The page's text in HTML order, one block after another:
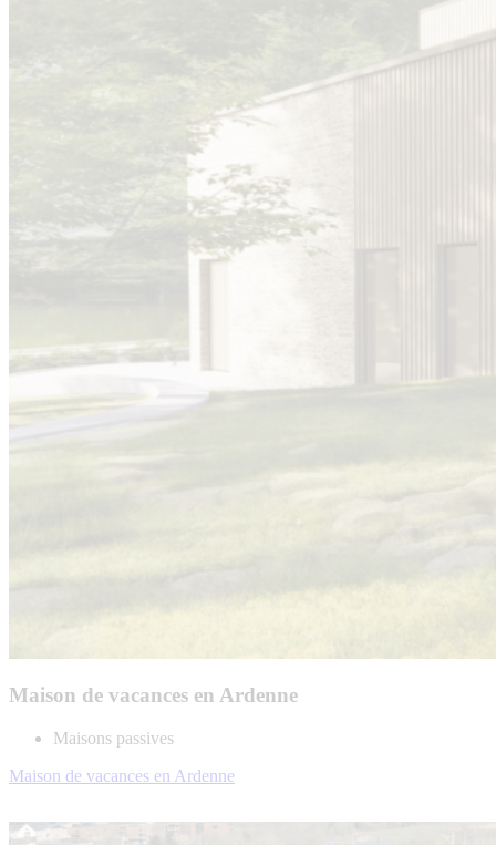
Maison de vacances en Ardenne
Maisons passives
Maison de vacances en Ardenne